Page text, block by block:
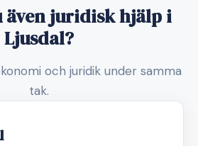
även juridisk hjälp i
Ljusdal?
och juridik under samma
tak.